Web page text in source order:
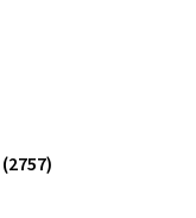
(2757)